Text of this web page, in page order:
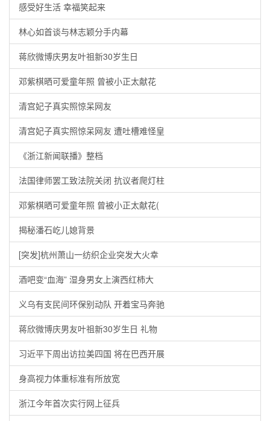
感受好生活 幸福笑起来
林心如首谈与林志颖分手内幕
蒋欣微博庆男友叶祖新30岁生日
邓紫棋晒可爱童年照 曾被小正太献花
清宫妃子真实照惊呆网友
清宫妃子真实照惊呆网友 遭吐槽难怪皇
《浙江新闻联播》整档
法国律师罢工致法院关闭 抗议者爬灯柱
邓紫棋晒可爱童年照 曾被小正太献花(
揭秘潘石屹儿媳背景
[突发]杭州萧山一纺织企业突发大火幸
酒吧变“血海” 湿身男女上演西红柿大
义乌有支民间环保别动队 开着宝马奔驰
蒋欣微博庆男友叶祖新30岁生日 礼物
习近平下周出访拉美四国 将在巴西开展
身高视力体重标准有所放宽
浙江今年首次实行网上征兵